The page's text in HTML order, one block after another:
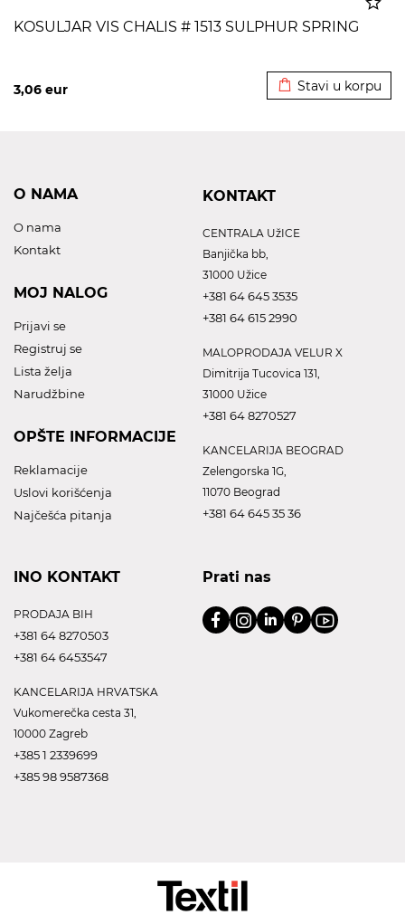
KOSULJAR VIS CHALIS # 1513 SULPHUR SPRING
3,06 eur Stavi u korpu
O NAMA
O nama
Kontakt
MOJ NALOG
Prijavi se
Registruj se
Lista želja
Narudžbine
OPŠTE INFORMACIJE
Reklamacije
Uslovi korišćenja
Najčešća pitanja
KONTAKT
CENTRALA UžICE
Banjička bb,
31000 Užice
+381 64 645 3535
+381 64 615 2990
MALOPRODAJA VELUR X
Dimitrija Tucovica 131,
31000 Užice
+381 64 8270527
KANCELARIJA BEOGRAD
Zelengorska 1G,
11070 Beograd
+381 64 645 35 36
INO KONTAKT
PRODAJA BIH
+381 64 8270503
+381 64 6453547
KANCELARIJA HRVATSKA
Vukomerečka cesta 31,
10000 Zagreb
+385 1 2339699
+385 98 9587368
Prati nas